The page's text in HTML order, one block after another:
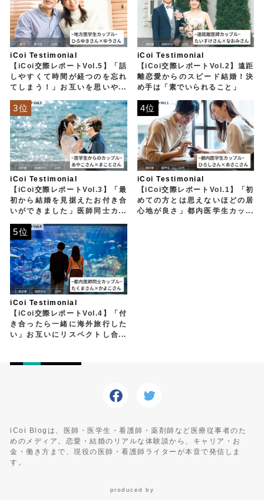
iCoi Testimonial
【iCoi交際レポートVol.5】「話
しやすくて時間が経つのを忘れ
てしまう！」お互いを思いやる
iCoi Testimonial
【iCoi交際レポートVol.2】遠距
離恋愛からのスピード結婚！決
め手は「素でいられること」
iCoi Testimonial
【iCoi交際レポートVol.3】「最
初から結婚を見据えたお付き合
いができました」医師同士カッ
3位
iCoi Testimonial
【iCoi交際レポートVol.1】「初
めての方とは思えないほどの居
心地が良さ」都内医学生カップ
4位
iCoi Testimonial
【iCoi交際レポートVol.4】「付
き合ったら一緒に海外旅行した
い」お互いにリスペクトし合え
5位
iCoi Blogは、医師・医学生・看護師・薬剤師など医療従事者のた
めのメディア。恋愛・結婚のリアルな体験談から、キャリア・お
金・働き方まで、現役の医師・看護師ライターが本音で発信しま
す。
produced by